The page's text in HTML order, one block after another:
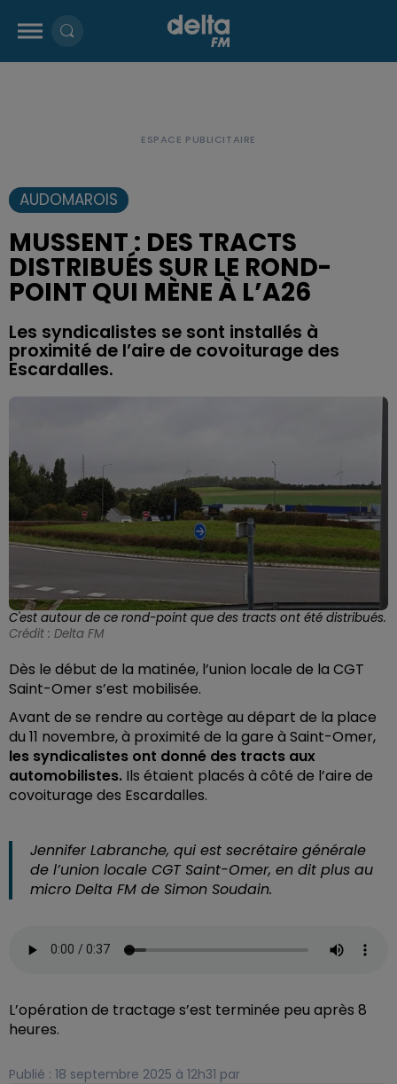
AUDOMAROIS
MUSSENT : DES TRACTS
DISTRIBUÉS SUR LE ROND-
POINT QUI MÈNE À L’A26
Les syndicalistes se sont installés à
proximité de l’aire de covoiturage des
Escardalles.
C'est autour de ce rond-point que des tracts ont été distribués.
Crédit : Delta FM
Dès le début de la matinée, l’union locale de la CGT
Saint-Omer s’est mobilisée.
Avant de se rendre au cortège au départ de la place
du 11 novembre, à proximité de la gare à Saint-Omer,
les syndicalistes ont donné des tracts aux
automobilistes. Ils étaient placés à côté de l’aire de
covoiturage des Escardalles.
Jennifer Labranche, qui est secrétaire générale
de l’union locale CGT Saint-Omer, en dit plus au
micro Delta FM de Simon Soudain.
L’opération de tractage s’est terminée peu après 8
heures.
Publié : 18 septembre 2025 à 12h31 par